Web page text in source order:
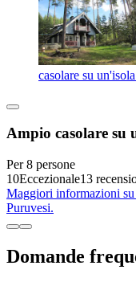
casolare su
Ampio casolare su
Per 8 persone
10Eccezionale13
Maggiori informazioni
Puruvesi.
Domande